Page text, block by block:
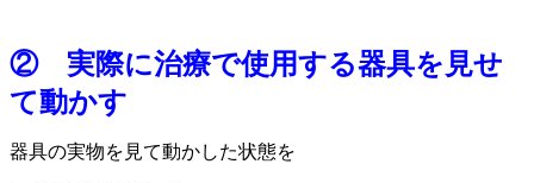
② 実際に治療で使用する器具を見せ
て動かす
器具の実物を見て動かした状態を